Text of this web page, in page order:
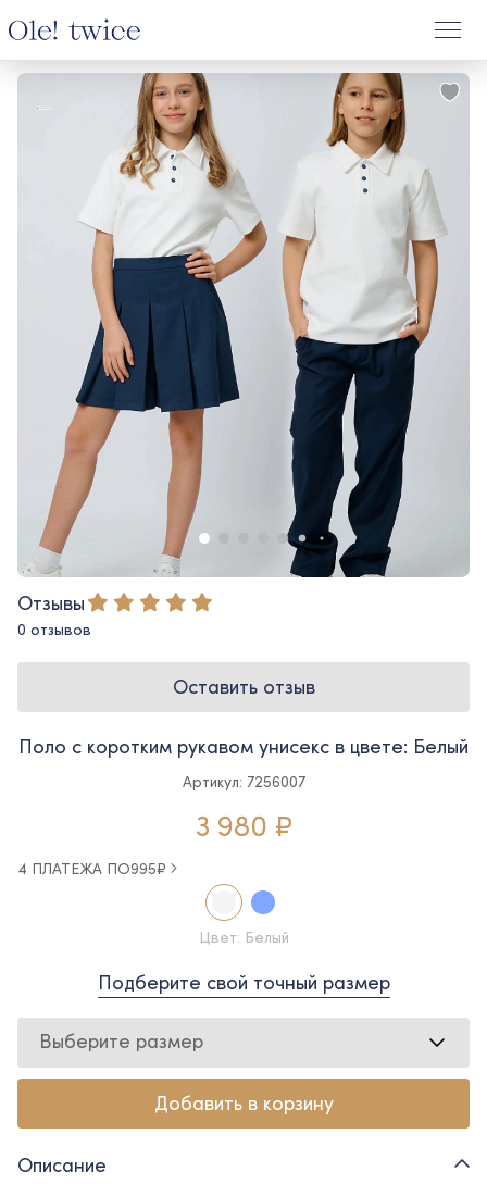
Отзывы
0 отзывов
Оставить отзыв
Поло с коротким рукавом унисекс в цвете: Белый
Артикул: 7256007
3 980 ₽
4 ПЛАТЕЖА ПО995₽
Цвет: Белый
Подберите свой точный размер
Выберите размер
Добавить в корзину
Описание